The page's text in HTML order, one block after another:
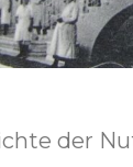
der